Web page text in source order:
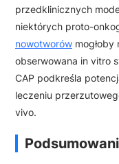
przedklinicznych
niektórych proto-
nowotworów
obserwowana in vitro
CAP podkreśla
leczeniu
vivo.